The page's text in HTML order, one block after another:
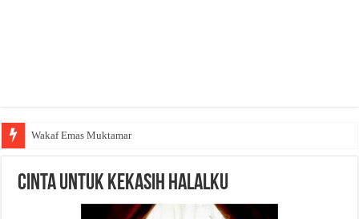
Wakaf Emas Muktamar
Cinta Untuk Kekasih Halalku